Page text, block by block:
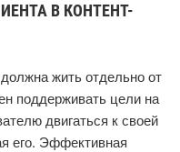
В КОНТЕНТ-
жить отдельно от
поддерживать цели на
двигаться к своей
его. Эффективная